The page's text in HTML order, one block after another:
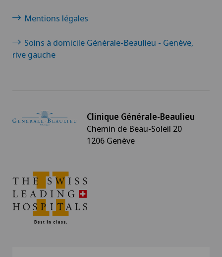
Mentions légales
Soins à domicile Générale-Beaulieu - Genève,
rive gauche
Clinique Générale-Beaulieu
Chemin de Beau-Soleil 20
1206 Genève